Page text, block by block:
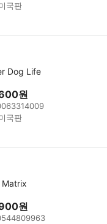
국판
Dog Life
원
국판
Matrix
원